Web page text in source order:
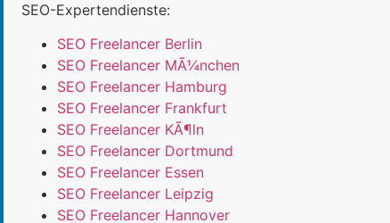
SEO-Expertendienste:
SEO Freelancer Berlin
SEO Freelancer MÃ¼nchen
SEO Freelancer Hamburg
SEO Freelancer Frankfurt
SEO Freelancer KÃ¶ln
SEO Freelancer Dortmund
SEO Freelancer Essen
SEO Freelancer Leipzig
SEO Freelancer Hannover